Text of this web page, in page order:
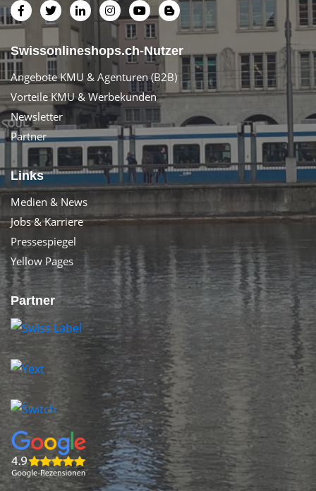
Swissonlineshops.ch-Nutzer
Angebote KMU & Agenturen (B2B)
Vorteile KMU & Werbekunden
Newsletter
Partner
Links
Medien & News
Jobs & Karriere
Pressespiegel
Yellow Pages
Partner